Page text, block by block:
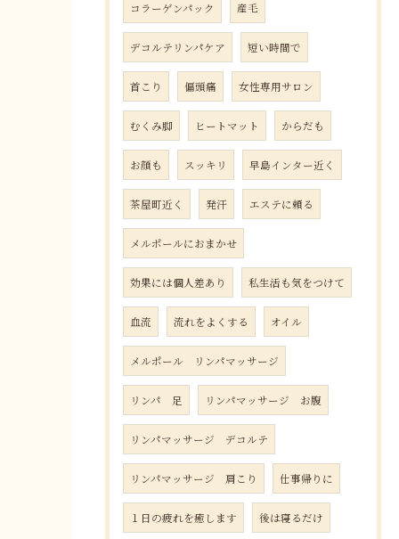
コラーゲンパック 産毛
デコルテリンパケア 短い時間で
首こり 偏頭痛 女性専用サロン
むくみ脚 ヒートマット からだも
お顔も スッキリ 早島インター近く
茶屋町近く 発汗 エステに頼る
メルポールにおまかせ
効果には個人差あり 私生活も気をつけて
血流 流れをよくする オイル
メルポール リンパマッサージ
リンパ 足 リンパマッサージ お腹
リンパマッサージ デコルテ
リンパマッサージ 肩こり 仕事帰りに
１日の疲れを癒します 後は寝るだけ